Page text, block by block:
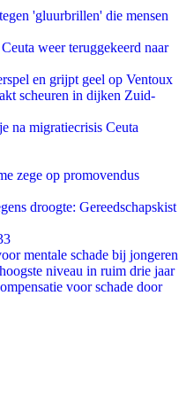
'gluurbrillen' die mensen
weer teruggekeerd naar
en grijpt geel op Ventoux
scheuren in dijken Zuid-
na migratiecrisis Ceuta
zege op promovendus
droogte: Gereedschapskist
mentale schade bij jongeren
niveau in ruim drie jaar
voor schade door